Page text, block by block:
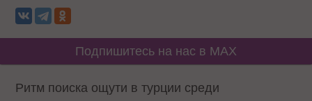
Подпишитесь на нас в MAX
Ритм поиска ощути в турции среди